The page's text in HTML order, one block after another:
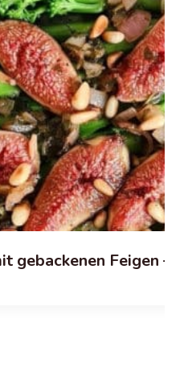
gebackenen Feigen –